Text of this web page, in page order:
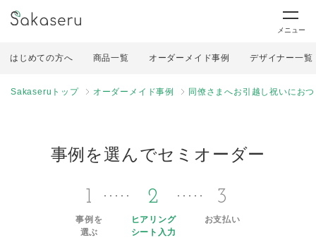
メニュー
はじめての方へ 商品一覧 オーダーメイド事例 デザイナー一覧
Sakaseruトップ オーダーメイド事例 同僚さまへお引越し祝いにお
事例を選んでセミオーダー
1
事例を
選ぶ
2
ヒアリング
シート入力
3
お支払い